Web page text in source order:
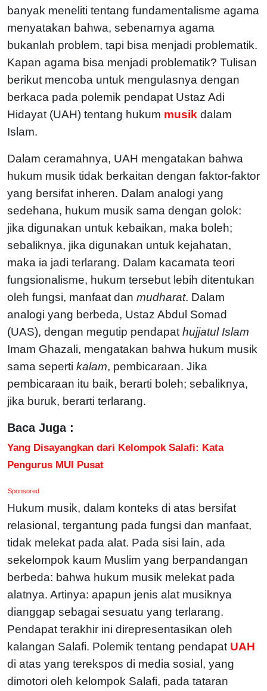
banyak meneliti tentang fundamentalisme agama
menyatakan bahwa, sebenarnya agama
bukanlah problem, tapi bisa menjadi problematik.
Kapan agama bisa menjadi problematik? Tulisan
berikut mencoba untuk mengulasnya dengan
berkaca pada polemik pendapat Ustaz Adi
Hidayat (UAH) tentang hukum musik dalam
Islam.
Dalam ceramahnya, UAH mengatakan bahwa
hukum musik tidak berkaitan dengan faktor-faktor
yang bersifat inheren. Dalam analogi yang
sedehana, hukum musik sama dengan golok:
jika digunakan untuk kebaikan, maka boleh;
sebaliknya, jika digunakan untuk kejahatan,
maka ia jadi terlarang. Dalam kacamata teori
fungsionalisme, hukum tersebut lebih ditentukan
oleh fungsi, manfaat dan mudharat. Dalam
analogi yang berbeda, Ustaz Abdul Somad
(UAS), dengan megutip pendapat hujjatul Islam
Imam Ghazali, mengatakan bahwa hukum musik
sama seperti kalam, pembicaraan. Jika
pembicaraan itu baik, berarti boleh; sebaliknya,
jika buruk, berarti terlarang.
Baca Juga :
Yang Disayangkan dari Kelompok Salafi: Kata
Pengurus MUI Pusat
Sponsored
Hukum musik, dalam konteks di atas bersifat
relasional, tergantung pada fungsi dan manfaat,
tidak melekat pada alat. Pada sisi lain, ada
sekelompok kaum Muslim yang berpandangan
berbeda: bahwa hukum musik melekat pada
alatnya. Artinya: apapun jenis alat musiknya
dianggap sebagai sesuatu yang terlarang.
Pendapat terakhir ini direpresentasikan oleh
kalangan Salafi. Polemik tentang pendapat UAH
di atas yang terekspos di media sosial, yang
dimotori oleh kelompok Salafi, pada tataran